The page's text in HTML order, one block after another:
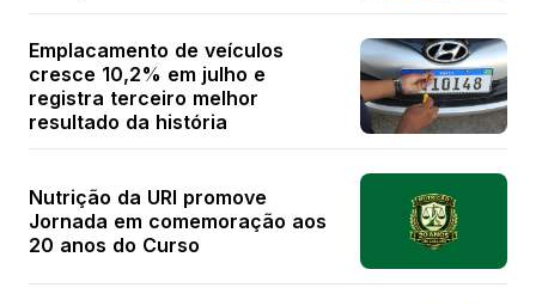
Emplacamento de veículos
cresce 10,2% em julho e
registra terceiro melhor
resultado da história
Nutrição da URI promove
Jornada em comemoração aos
20 anos do Curso